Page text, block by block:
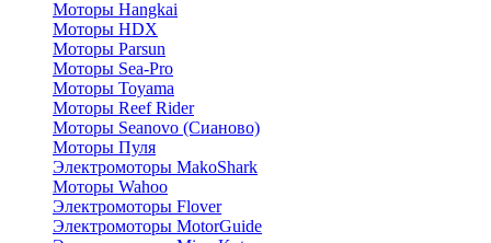
Моторы Hangkai
Моторы HDX
Моторы Parsun
Моторы Sea-Pro
Моторы Toyama
Моторы Reef Rider
Моторы Seanovo (Сианово)
Моторы Пуля
Электромоторы MakoShark
Моторы Wahoo
Электромоторы Flover
Электромоторы MotorGuide